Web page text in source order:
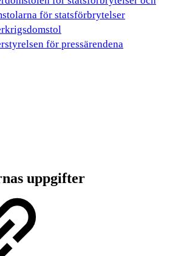
för statsförbrytelser
för pressärendena
uppgifter